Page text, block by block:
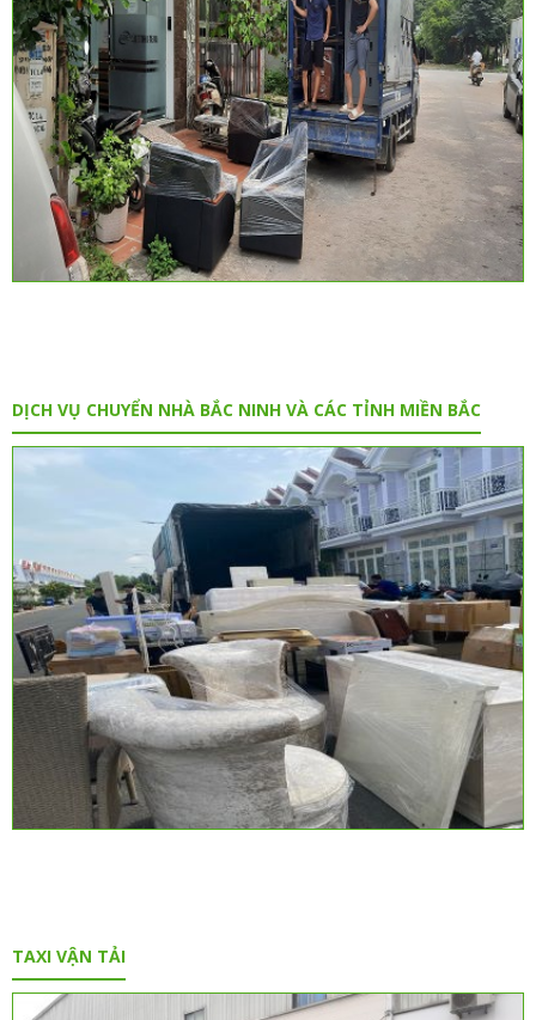
DỊCH VỤ CHUYỂN NHÀ BẮC NINH VÀ CÁC TỈNH MIỀN BẮC
TAXI VẬN TẢI